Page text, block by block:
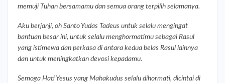
memuji Tuhan bersamamu dan semua orang terpilih selamanya.
Aku berjanji, oh Santo Yudas Tadeus untuk selalu mengingat
bantuan besar ini, untuk selalu menghormatimu sebagai Rasul
yang istimewa dan perkasa di antara kedua belas Rasul lainnya
dan untuk meningkatkan devosi kepadamu.
Semoga Hati Yesus yang Mahakudus selalu dihormati, dicintai di